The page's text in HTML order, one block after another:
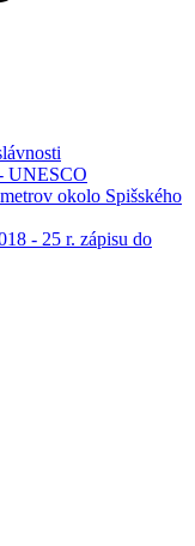
UNESCO
okolo Spišského
- 25 r. zápisu do